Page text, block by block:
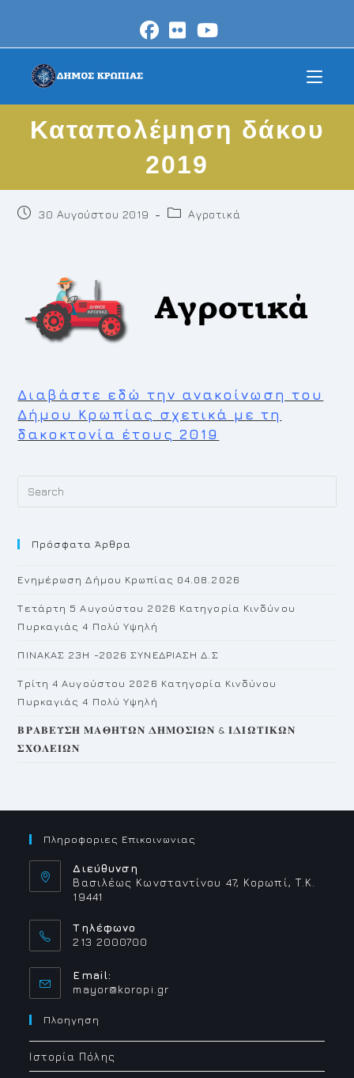
content
Καταπολέμηση δάκου
2019
Post30 Αυγούστου 2019
PostΑγροτικά
Διαβάστε εδώ την ανακοίνωση του
Δήμου Κρωπίας σχετικά με τη
δακοκτονία έτους 2019
Πρόσφατα Άρθρα
Ενημέρωση Δήμου Κρωπίας 04.08.2026
Τετάρτη 5 Αυγούστου 2026 Κατηγορία Κινδύνου
Πυρκαγιάς 4 Πολύ Υψηλή
ΠΙΝΑΚΑΣ 23H -2026 ΣΥΝΕΔΡΙΑΣΗ Δ.Σ
Τρίτη 4 Αυγούστου 2026 Κατηγορία Κινδύνου
Πυρκαγιάς 4 Πολύ Υψηλή
𝚩𝚸𝚨𝚩𝚬𝚼𝚺𝚮 𝚳𝚨𝚯𝚮𝚻𝛀𝚴 𝚫𝚮𝚳𝚶𝚺𝚰𝛀𝚴 & 𝚰𝚫𝚰𝛀𝚻𝚰𝚱𝛀𝚴
𝚺𝚾𝚶𝚲𝚬𝚰𝛀𝚴
Πληροφοριες Επικοινωνιας
Διεύθυνση
Βασιλέως Κωνσταντίνου 47, Κορωπί, Τ.Κ.
19441
Τηλέφωνο
213 2000700
Email:
mayor@koropi.grOpens
Πλοηγηση
Ιστορία Πόλης